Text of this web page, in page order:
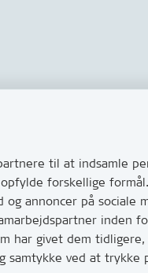
andet
mellem kl.
til at indsamle
forskellige
annoncer på sociale
inden
har givet dem
ved at trykke